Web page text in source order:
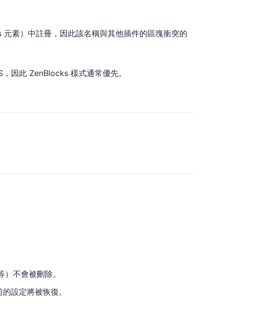
素）中註冊，因此該名稱與其他插件的區塊衝突的
因此 ZenBlocks 樣式通常優先。
不會被刪除。
設定將被恢復。